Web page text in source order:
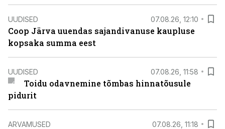
UUDISED 07.08.26, 12:10
Coop Järva uuendas sajandivanuse kaupluse
kopsaka summa eest
UUDISED 07.08.26, 11:58
Toidu odavnemine tõmbas hinnatõusule
pidurit
ARVAMUSED 07.08.26, 11:18